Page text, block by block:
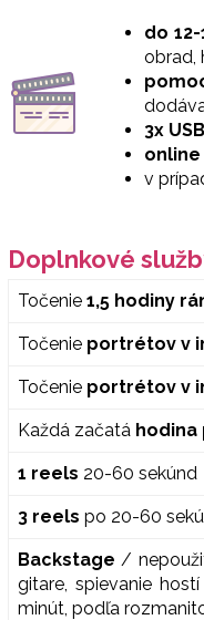
do
obrad,
3x USB
online
v
Doplnkové
Točenie 1,5 hodiny
Točenie portrétov v
Točenie portrétov v
Každá začatá hodina
1 reels 20-60 sekúnd
3 reels po 20-60
Backstage /
gitare, spievanie
minút, podľa